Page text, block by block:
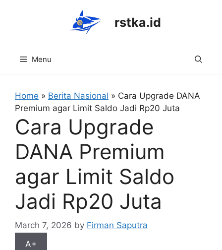
rstka.id
Menu
Home » Berita Nasional » Cara Upgrade DANA
Premium agar Limit Saldo Jadi Rp20 Juta
Cara Upgrade
DANA Premium
agar Limit Saldo
Jadi Rp20 Juta
March 7, 2026 by Firman Saputra
A+